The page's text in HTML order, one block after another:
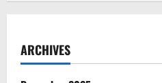
ARCHIVES